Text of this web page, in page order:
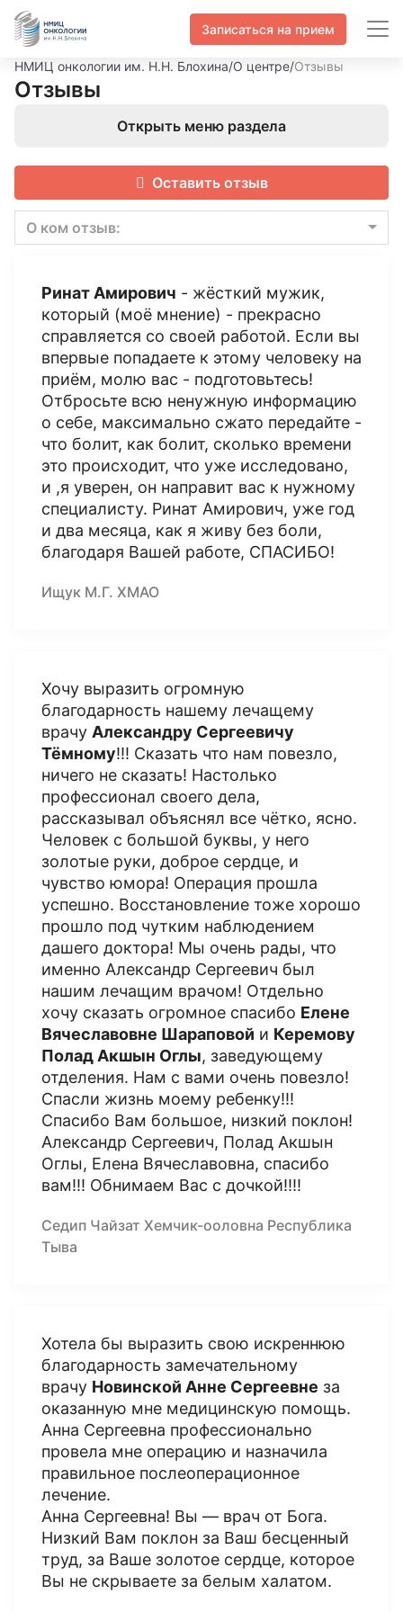
Записаться на прием
НМИЦ онкологии им. Н.Н. Блохина/О центре/Отзывы
Отзывы
Открыть меню раздела
Оставить отзыв
О ком отзыв:
Ринат Амирович - жёсткий мужик,
который (моё мнение) - прекрасно
справляется со своей работой. Если вы
впервые попадаете к этому человеку на
приём, молю вас - подготовьтесь!
Отбросьте всю ненужную информацию
о себе, максимально сжато передайте -
что болит, как болит, сколько времени
это происходит, что уже исследовано,
и ,я уверен, он направит вас к нужному
специалисту. Ринат Амирович, уже год
и два месяца, как я живу без боли,
благодаря Вашей работе, СПАСИБО!
Ищук М.Г. ХМАО
Хочу выразить огромную
благодарность нашему лечащему
врачу Александру Сергеевичу
Тёмному!!! Сказать что нам повезло,
ничего не сказать! Настолько
профессионал своего дела,
рассказывал объяснял все чётко, ясно.
Человек с большой буквы, у него
золотые руки, доброе сердце, и
чувство юмора! Операция прошла
успешно. Восстановление тоже хорошо
прошло под чутким наблюдением
дашего доктора! Мы очень рады, что
именно Александр Сергеевич был
нашим лечащим врачом! Отдельно
хочу сказать огромное спасибо Елене
Вячеславовне Шараповой и Керемову
Полад Акшын Оглы, заведующему
отделения. Нам с вами очень повезло!
Спасли жизнь моему ребенку!!!
Спасибо Вам большое, низкий поклон!
Александр Сергеевич, Полад Акшын
Оглы, Елена Вячеславовна, спасибо
вам!!! Обнимаем Вас с дочкой!!!!
Седип Чайзат Хемчик-ооловна Республика
Тыва
Хотела бы выразить свою искреннюю
благодарность замечательному
врачу Новинской Анне Сергеевне за
оказанную мне медицинскую помощь.
Анна Сергеевна профессионально
провела мне операцию и назначила
правильное послеоперационное
лечение.
Анна Сергеевна! Вы — врач от Бога.
Низкий Вам поклон за Ваш бесценный
труд, за Ваше золотое сердце, которое
Вы не скрываете за белым халатом.